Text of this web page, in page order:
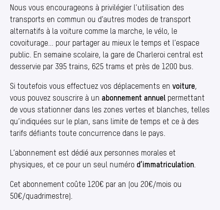
Nous vous encourageons à privilégier l’utilisation des
transports en commun ou d’autres modes de transport
alternatifs à la voiture comme la marche, le vélo, le
covoiturage… pour partager au mieux le temps et l’espace
public. En semaine scolaire, la gare de Charleroi central est
desservie par 395 trains, 625 trams et près de 1200 bus.
Si toutefois vous effectuez vos déplacements en voiture,
vous pouvez souscrire à un abonnement annuel permettant
de vous stationner dans les zones vertes et blanches, telles
qu’indiquées sur le plan, sans limite de temps et ce à des
tarifs défiants toute concurrence dans le pays.
L’abonnement est dédié aux personnes morales et
physiques, et ce pour un seul numéro d’immatriculation
Cet abonnement coûte 120€ par an (ou 20€/mois ou
50€/quadrimestre).